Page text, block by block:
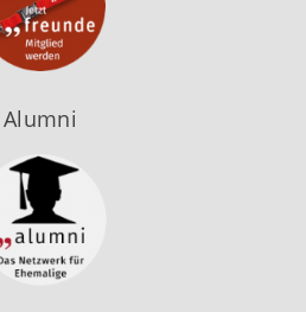
Alumni